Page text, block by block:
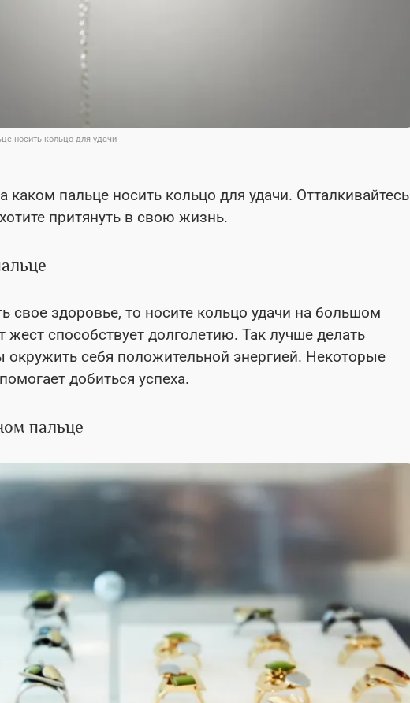
носить кольцо для удачи
пальце носить кольцо для удачи. Отталкивайтесь
притянуть в свою жизнь.
свое здоровье, то носите кольцо удачи на большом
жест способствует долголетию. Так лучше делать
себя положительной энергией. Некоторые
добиться успеха.
пальце